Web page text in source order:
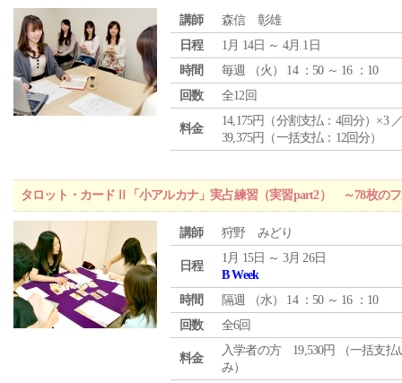
講師
森信 彰雄
日程
1月 14日 ～ 4月 1日
時間
毎週 （火 ） 14 ：50 ～ 16 ：10
回数
全12回
料金
14,175円（分割支払：4回分）×3
39,375円（一括支払：12回分）
タロット・カードⅡ「小アルカナ」実占練習（実習part2） ～78枚の
講師 狩野 みどり
日程
1月 15日 ～ 3月 26日
B Week
時間
隔週 （水） 14 ：50 ～ 16 ：10
回数
全6回
料金
入学者の方 19,530円 （一括支払
み）